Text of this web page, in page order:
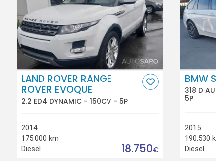
LAND ROVER RANGE
ROVER EVOQUE
2.2 ED4 DYNAMIC - 150CV - 5P
2014
175.000 km
Diesel
18.750€
BMW
318 D
5P
2015
190.530
Diesel